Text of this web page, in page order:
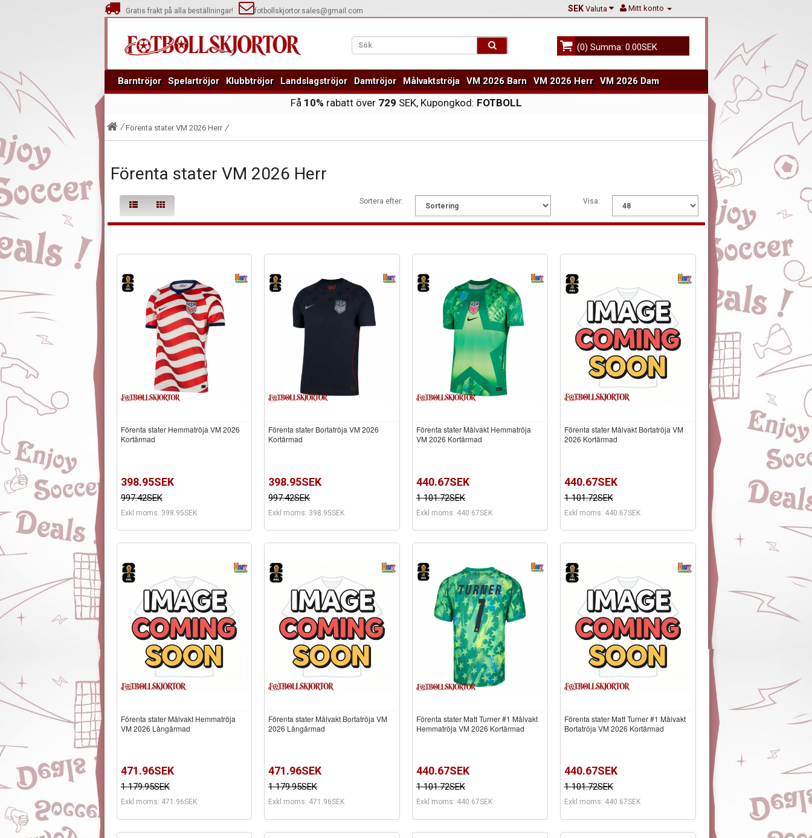
Gratis frakt på alla beställningar! fotbollskjortor.sales@gmail.com Mitt konto
SEK Valuta
(0) Summa: 0.00SEK
Barntröjor Spelartröjor Klubbtröjor Landslagströjor Damtröjor Målvaktströja VM 2026 Barn VM 2026 Herr VM 2026 Dam
Få 10% rabatt över 729 SEK, Kupongkod: FOTBOLL
Förenta stater VM 2026 Herr
Förenta stater VM 2026 Herr
Sortera efter: Visa:
Förenta stater Hemmatröja VM 2026
Kortärmad
398.95SEK
997.42SEK
Exkl moms: 398.95SEK
Förenta stater Bortatröja VM 2026
Kortärmad
398.95SEK
997.42SEK
Exkl moms: 398.95SEK
Förenta stater Målvakt Hemmatröja
VM 2026 Kortärmad
440.67SEK
1 101.72SEK
Exkl moms: 440.67SEK
Förenta stater Målvakt Bortatröja VM
2026 Kortärmad
440.67SEK
1 101.72SEK
Exkl moms: 440.67SEK
Förenta stater Målvakt Hemmatröja
VM 2026 Långärmad
471.96SEK
1 179.95SEK
Exkl moms: 471.96SEK
Förenta stater Målvakt Bortatröja VM
2026 Långärmad
471.96SEK
1 179.95SEK
Exkl moms: 471.96SEK
Förenta stater Matt Turner #1 Målvakt
Hemmatröja VM 2026 Kortärmad
440.67SEK
1 101.72SEK
Exkl moms: 440.67SEK
Förenta stater Matt Turner #1 Målvakt
Bortatröja VM 2026 Kortärmad
440.67SEK
1 101.72SEK
Exkl moms: 440.67SEK